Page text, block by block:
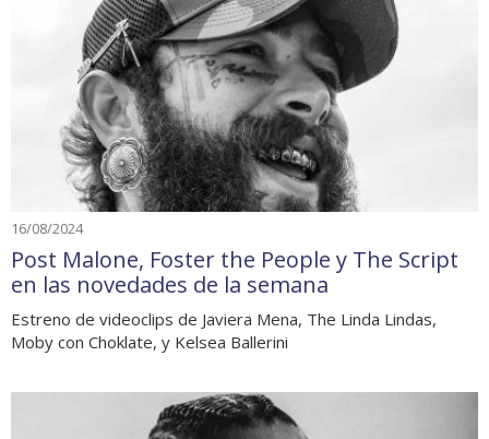
16/08/2024
Post Malone, Foster the People y The Script
en las novedades de la semana
Estreno de videoclips de Javiera Mena, The Linda Lindas,
Moby con Choklate, y Kelsea Ballerini